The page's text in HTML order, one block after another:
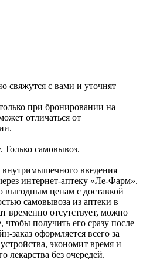
свяжутся с вами и уточнят
при бронировании на
отличаться от
Только самовывоз.
внутримышечного введения
интернет-аптеку «Ле-Фарм».
ценам с доставкой
самовывоза из аптеки в
временно отсутствует, можно
чтобы получить его сразу после
заказ оформляется всего за
экономит время и
лекарства без очередей.